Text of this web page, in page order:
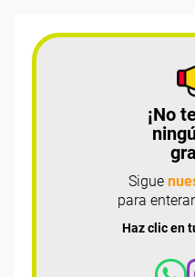
¡No
Sigue
para
Haz clic en